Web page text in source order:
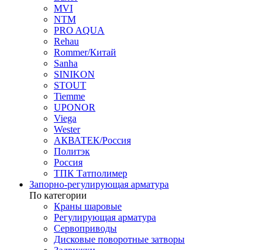
MVI
NTM
PRO AQUA
Rehau
Rommer/Китай
Sanha
SINIKON
STOUT
Tiemme
UPONOR
Viega
Wester
АКВАТЕК/Россия
Политэк
Россия
ТПК Татполимер
Запорно-регулирующая арматура
По категории
Краны шаровые
Регулирующая арматура
Сервоприводы
Дисковые поворотные затворы